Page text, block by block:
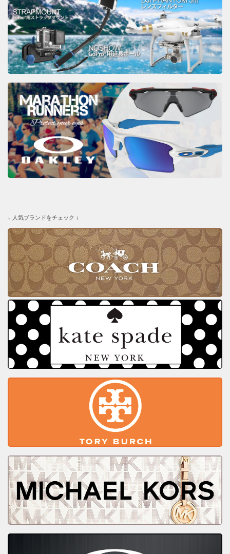
↓ 人気ブランドをチェック ↓